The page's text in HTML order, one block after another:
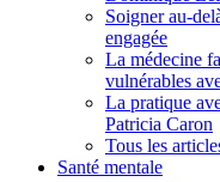
Soigner au-
engagée
La médecine
vulnérables
La pratique
Patricia Caron
Tous les
Santé mentale